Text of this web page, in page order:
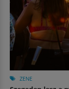
ZENE